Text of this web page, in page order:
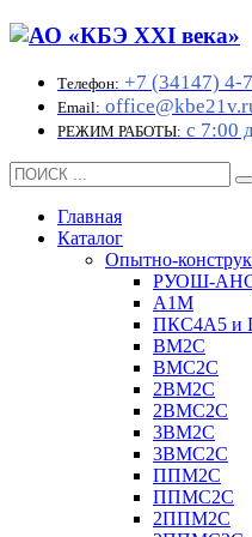
Телефон: +7 (34147) 4-
Email:
РЕЖИМ РАБОТЫ: с 7:00
Главная
Каталог
Опытно-
РУОШ-
А1М
ПКС4А5 и
ВМ2С
ВМС2С
2ВМ2С
2ВМС2С
3ВМ2С
3ВМС2С
ППМ2С
ППМС2С
2ППМ2С